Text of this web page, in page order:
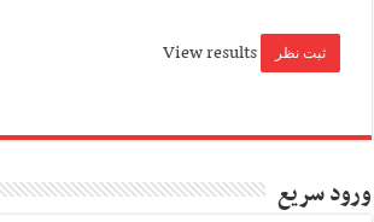
View results
ورود سریع